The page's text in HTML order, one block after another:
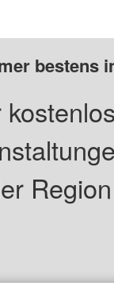
bestens